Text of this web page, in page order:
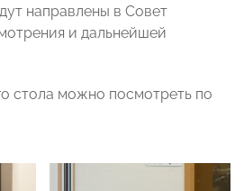
направлены в Совет
и дальнейшей
стола можно посмотреть по